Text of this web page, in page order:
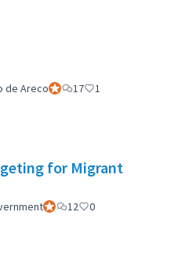
de ArecoParticipant officiel
17
1
for Migrant
Participant officiel
12
0